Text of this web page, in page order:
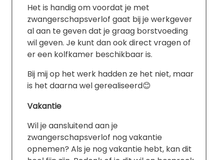
Het is handig om voordat je met
zwangerschapsverlof gaat bij je werkgever
al aan te geven dat je graag borstvoeding
wil geven. Je kunt dan ook direct vragen of
er een kolfkamer beschikbaar is.
Bij mij op het werk hadden ze het niet, maar
is het daarna wel gerealiseerd😊
Vakantie
Wil je aansluitend aan je
zwangerschapsverlof nog vakantie
opnemen? Als je nog vakantie hebt, kan dit